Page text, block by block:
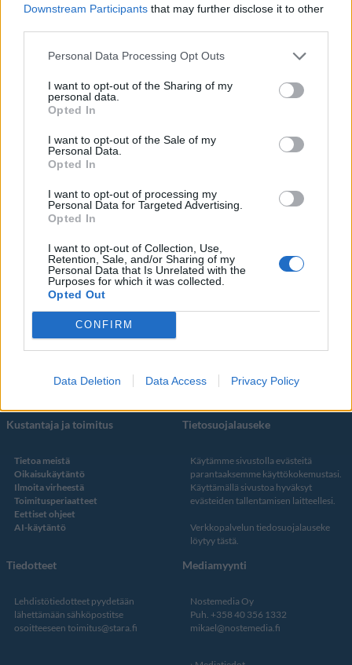
Downstream Participants that may further disclose it to other
Personal Data Processing Opt Outs
I want to opt-out of the Sharing of my
personal data.
Opted In
I want to opt-out of the Sale of my
Personal Data.
Opted In
I want to opt-out of processing my
Personal Data for Targeted Advertising.
Opted In
I want to opt-out of Collection, Use,
Retention, Sale, and/or Sharing of my
Personal Data that Is Unrelated with the
Purposes for which it was collected.
Opted Out
CONFIRM
Data Deletion Data Access Privacy Policy
Info
Tietosuojalauseke
Mediatiedot
RSS-ohje
Yhteistyössä
Jocka
Päivän Lehti
Lifestyle
Koti & Asuminen
Viihde
StaraTV
Autot
Elokuvat
Some
YouTube
Instagram
Kustantaja ja toimitus
Tietoa meistä
Oikaisukäytäntö
Ilmoita virheestä
Toimitusperiaatteet
Eettiset ohjeet
AI-käytäntö
Tietosuojalauseke
Käytämme sivustolla evästeitä
parantaaksemme käyttökokemustasi.
Käyttämällä sivustoa hyväksyt
evästeiden tallentamisen laitteellesi.
Verkkopalvelun tiedosuojalauseke
löytyy tästä
Tiedotteet
Lehdistötiedotteet pyydetään
lähettämään sähköpostitse
osoitteeseen toimitus@stara.fi
Mediamyynti
Nostemedia Oy
Puh. +358 40 356 1332
mikael@nostemedia.fi